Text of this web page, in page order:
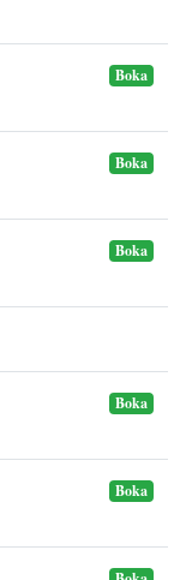
Boka
Boka
Boka
Boka
Boka